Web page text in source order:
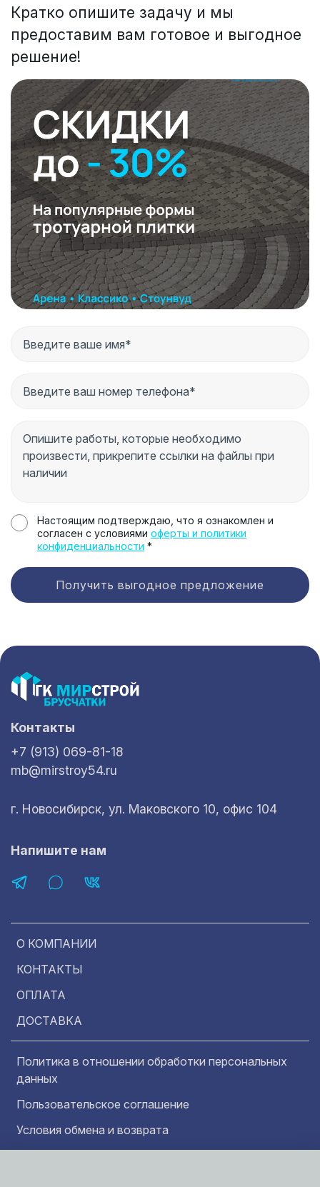
Кратко опишите задачу и мы
предоставим вам готовое и выгодное
решение!
Настоящим подтверждаю, что я ознакомлен и
согласен с условиями оферты и политики
конфиденциальности *
Получить выгодное предложение
О КОМПАНИИ
КОНТАКТЫ
ОПЛАТА
ДОСТАВКА
Политика в отношении обработки персональных
данных
Пользовательское соглашение
Условия обмена и возврата
Контакты
+7 (913) 069-81-18
mb@mirstroy54.ru
г. Новосибирск, ул. Маковского 10, офис 104
Напишите нам